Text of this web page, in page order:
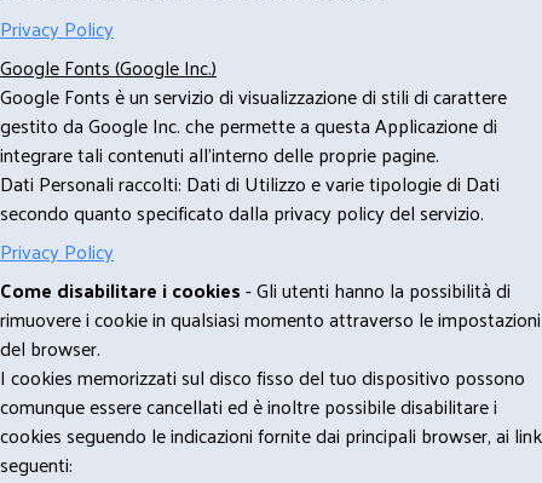
Privacy Policy
Google Fonts (Google Inc.)
Google Fonts è un servizio di visualizzazione di stili di carattere
gestito da Google Inc. che permette a questa Applicazione di
integrare tali contenuti all'interno delle proprie pagine.
Dati Personali raccolti: Dati di Utilizzo e varie tipologie di Dati
secondo quanto specificato dalla privacy policy del servizio.
Privacy Policy
Come disabilitare i cookies- Gli utenti hanno la possibilità di
rimuovere i cookie in qualsiasi momento attraverso le impostazioni
del browser.
I cookies memorizzati sul disco fisso del tuo dispositivo possono
comunque essere cancellati ed è inoltre possibile disabilitare i
cookies seguendo le indicazioni fornite dai principali browser, ai link
seguenti: